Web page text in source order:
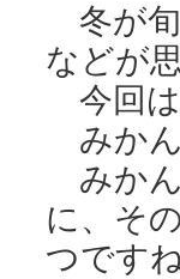
冬が旬
などが
今回は
みかん
みかん
に、そ
つですね